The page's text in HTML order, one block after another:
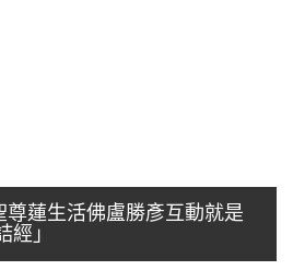
尊蓮生活佛盧勝彥互動就是
經」